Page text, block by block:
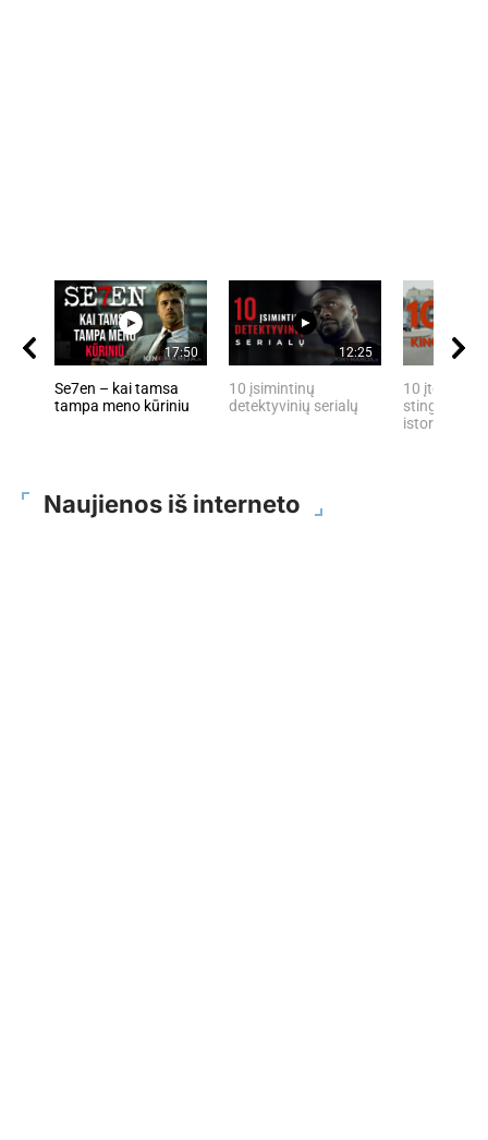
17:50
Se7en – kai tamsa
tampa meno kūriniu
12:25
10 įsimintinų
detektyvinių serialų
10 įtemptų,
stingdančių
istorijų
Naujienos iš interneto